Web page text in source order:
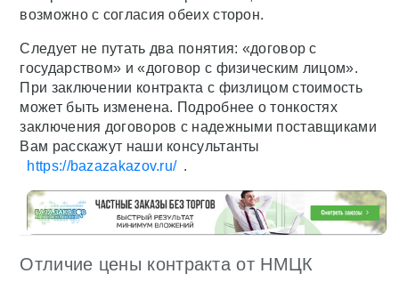
возможно с согласия обеих сторон.
Следует не путать два понятия: «договор с
государством» и «договор с физическим лицом».
При заключении контракта с физлицом стоимость
может быть изменена. Подробнее о тонкостях
заключения договоров с надежными поставщиками
Вам расскажут наши консультанты
https://bazazakazov.ru/ .
Отличие цены контракта от НМЦК